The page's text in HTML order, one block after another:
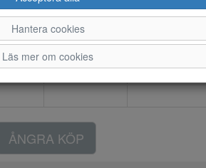
ÅNGRA KÖP
Hantera cookies
Läs mer om cookies